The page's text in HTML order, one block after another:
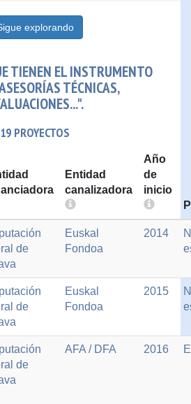
explorando
TIENEN EL INSTRUMENTO
TÉCNICAS,
19 PROYECTOS
Entidad
canalizadora
Año
de
inicio
de
Euskal
Fondoa
2014
de
Euskal
Fondoa
2015
de
AFA / DFA 2016